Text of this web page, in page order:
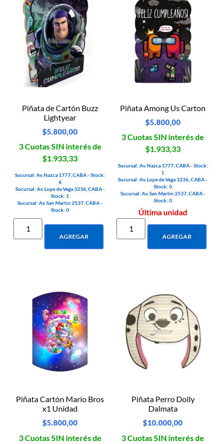
Piñata de Cartón Buzz
Lightyear
$5.800,00
3 Cuotas SIN interés de
$1.933,33
Sucursal: Av. Nazca 1777, CABA - Stock:
6
Sucursal: Av. Lope de Vega 3236, CABA -
Stock: 1
Sucursal: Av. San Martin 2537, CABA -
Stock: 0
AGREGAR
Piñata Among Us Carton
$5.800,00
3 Cuotas SIN interés de
$1.933,33
Sucursal: Av. Nazca 1777, CABA - Stock:
1
Sucursal: Av. Lope de Vega 3236, CABA -
Stock: 0
Sucursal: Av. San Martin 2537, CABA -
Stock: 0
Última unidad
AGREGAR
Piñata Cartón Mario Bros
x1 Unidad
$5.800,00
3 Cuotas SIN interés de
Piñata Perro Dolly
Dalmata
$10.000,00
3 Cuotas SIN interés de